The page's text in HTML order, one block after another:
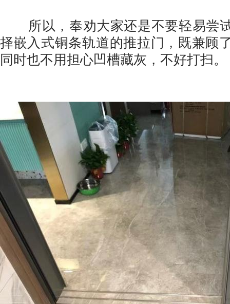
所以，奉劝大家还是不要轻易尝
择嵌入式铜条轨道的推拉门，既兼顾
同时也不用担心凹槽藏灰，不好打扫。